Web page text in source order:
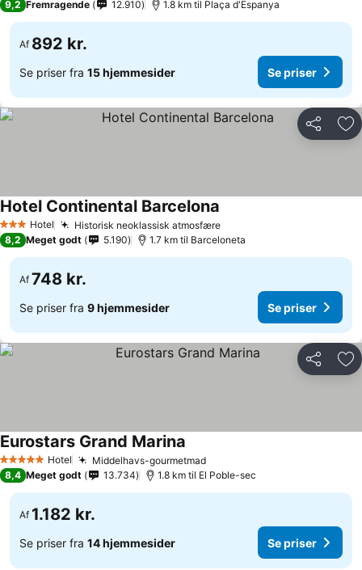
9,2 Fremragende 12.910 1.8 km til Plaça d'Espanya
Af 892 kr.
Se priser fra 15 hjemmesider Se priser
Del
3 StjernerHotel Historisk neoklassisk atmosfære
Hotel Continental Barcelona
8,2 Meget godt 5.190 1.7 km til Barceloneta
Af 748 kr.
Se priser fra 9 hjemmesider Se priser
Del
5 Stjerner Hotel Middelhavs-gourmetmad
Eurostars Grand Marina
8,4 Meget godt 13.734 1.8 km til El Poble-sec
Af 1.182 kr.
Se priser fra 14 hjemmesider Se priser